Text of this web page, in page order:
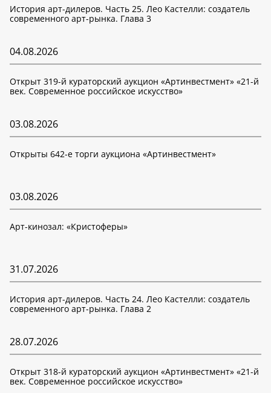
История арт-дилеров. Часть 25. Лео Кастелли: создатель
современного арт-рынка. Глава 3
04.08.2026
Открыт 319-й кураторский аукцион «Артинвестмент» «21-й
век. Современное российское искусство»
03.08.2026
Открыты 642-е торги аукциона «Артинвестмент»
03.08.2026
Арт-кинозал: «Кристоферы»
31.07.2026
История арт-дилеров. Часть 24. Лео Кастелли: создатель
современного арт-рынка. Глава 2
28.07.2026
Открыт 318-й кураторский аукцион «Артинвестмент» «21-й
век. Современное российское искусство»